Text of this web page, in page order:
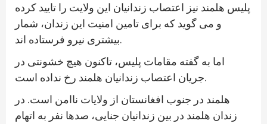
پلیس هلمند نیز اعتصاب زندانیان این ولایت را تایید کرده
و می گوید که برای تامین امنیت این زندان، شمار
بیشتری نیرو فرستاده اند.
اما به گفته مقامات پلیس، تاکنون هیچ خشونتی در
جریان اعتصاب زندانیان هلمند رخ نداده است.
هلمند در جنوب افغانستان از ولایات ناامن است. در
زندان هلمند در بین زندانیان جنایی، صدها نفر به اتهام